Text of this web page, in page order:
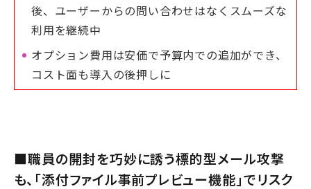
後、ユーザーからの問い合わせはなくスムーズな
利用を継続中
オプション費用は安価で予算内での追加ができ、
コスト面も導入の後押しに
■職員の開封を巧妙に誘う標的型メール攻撃
も、「添付ファイル事前プレビュー機能」でリスク